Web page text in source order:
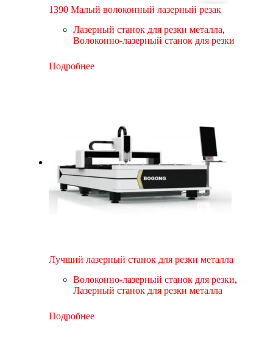
1390 Малый волоконный лазерный резак
Лазерный станок для резки металла,
Волоконно-лазерный станок для резки
Подробнее
Лучший лазерный станок для резки металла
Волоконно-лазерный станок для резки,
Лазерный станок для резки металла
Подробнее